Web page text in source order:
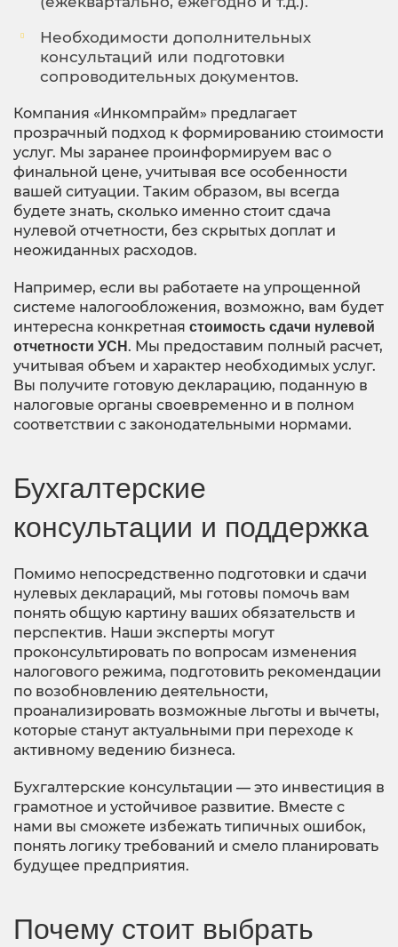
Необходимости дополнительных
консультаций или подготовки
сопроводительных документов.
Компания «Инкомпрайм» предлагает
прозрачный подход к формированию стоимости
услуг. Мы заранее проинформируем вас о
финальной цене, учитывая все особенности
вашей ситуации. Таким образом, вы всегда
будете знать, сколько именно стоит сдача
нулевой отчетности, без скрытых доплат и
неожиданных расходов.
Например, если вы работаете на упрощенной
системе налогообложения, возможно, вам будет
интересна конкретная стоимость сдачи нулевой
отчетности УСН. Мы предоставим полный расчет,
учитывая объем и характер необходимых услуг.
Вы получите готовую декларацию, поданную в
налоговые органы своевременно и в полном
соответствии с законодательными нормами.
Бухгалтерские
консультации и поддержка
Помимо непосредственно подготовки и сдачи
нулевых деклараций, мы готовы помочь вам
понять общую картину ваших обязательств и
перспектив. Наши эксперты могут
проконсультировать по вопросам изменения
налогового режима, подготовить рекомендации
по возобновлению деятельности,
проанализировать возможные льготы и вычеты,
которые станут актуальными при переходе к
активному ведению бизнеса.
Бухгалтерские консультации — это инвестиция в
грамотное и устойчивое развитие. Вместе с
нами вы сможете избежать типичных ошибок,
понять логику требований и смело планировать
будущее предприятия.
Почему стоит выбрать